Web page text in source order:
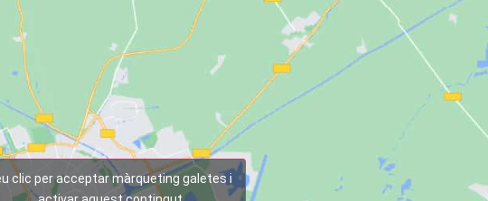
clic per acceptar màrqueting galetes i